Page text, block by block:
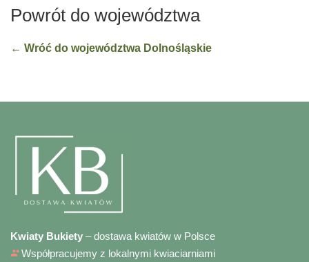
Powrót do województwa
← Wróć do województwa Dolnośląskie
Kwiaty Bukiety – dostawa kwiatów w Polsce
Współpracujemy z lokalnymi kwiaciarniami